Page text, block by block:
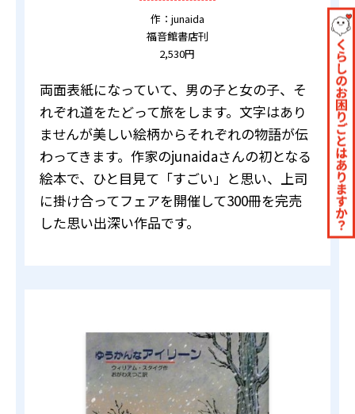
作：junaida
福音館書店刊
2,530円
両面表紙になっていて、男の子と女の子、そ
れぞれ道をたどって旅をします。文字はあり
ませんが美しい絵柄からそれぞれの物語が伝
わってきます。作家のjunaidaさんの初となる
絵本で、ひと目見て「すごい」と思い、上司
に掛け合ってフェアを開催して300冊を完売
した思い出深い作品です。